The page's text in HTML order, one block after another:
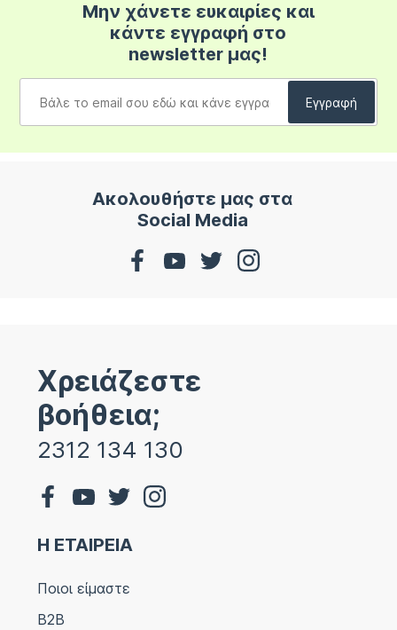
Μην χάνετε ευκαιρίες και
κάντε εγγραφή στο
newsletter μας!
Ακολουθήστε μας στα
Social Media
Χρειάζεστε
βοήθεια;
2312 134 130
Η ΕΤΑΙΡΕΙΑ
Ποιοι είμαστε
B2B